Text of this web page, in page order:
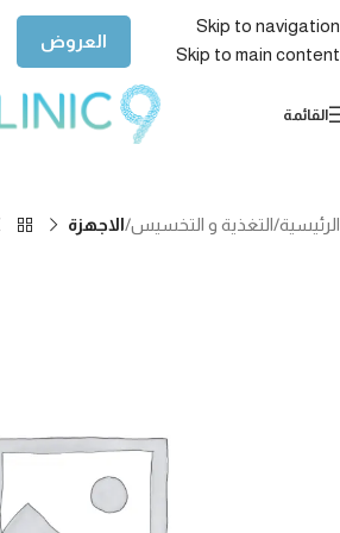
Skip to navigation
Skip to main content
العروض
القائمة
الرئيسية التغذية و التخسيس الاجهزة